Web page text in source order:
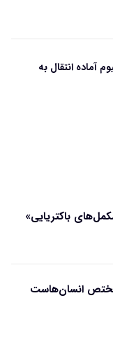
آماده انتقال به
انسان‌هاست